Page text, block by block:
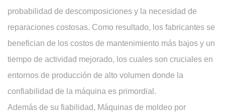
probabilidad de descomposiciones y la necesidad de
reparaciones costosas. Como resultado, los fabricantes se
benefician de los costos de mantenimiento más bajos y un
tiempo de actividad mejorado, los cuales son cruciales en
entornos de producción de alto volumen donde la
confiabilidad de la máquina es primordial.
Además de su fiabilidad, Máquinas de moldeo por